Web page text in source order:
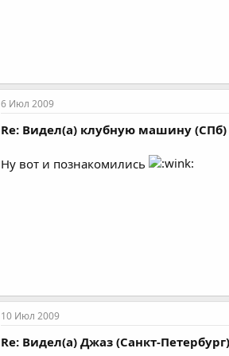
6 Июл 2009
Re: Видел(а) клубную машину (СПб)
Ну вот и познакомились
10 Июл 2009
Re: Видел(а) Джаз (Санкт-Петербург)